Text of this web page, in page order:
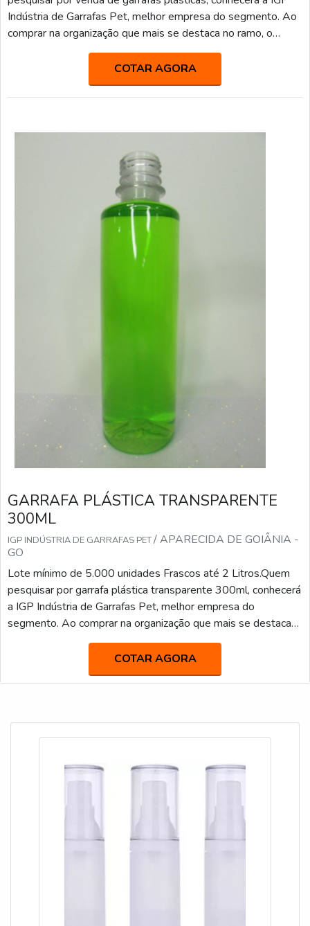
Indústria de Garrafas Pet, melhor empresa do segmento. Ao
comprar na organização que mais se destaca no ramo, o
cliente receberá um atendimento de excelência e terá a
garantia de adquirir produtos que solucionem qualquer
demanda.MAIS SOBRE VENDA DE GARRAFAS
PLÁSTICASQuem procura por venda de garrafas plásticas
COTAR AGORA
GARRAFA PLÁSTICA TRANSPARENTE
300ML
IGP INDÚSTRIA DE GARRAFAS PET/ APARECIDA DE GOIÂNIA -
GO
Lote mínimo de 5.000 unidades Frascos até 2 Litros.Quem
pesquisar por garrafa plástica transparente 300ml, conhecerá
a IGP Indústria de Garrafas Pet, melhor empresa do
segmento. Ao comprar na organização que mais se destaca
no ramo, o cliente receberá um atendimento de excelência e
terá a garantia de adquirir produtos que solucionem qualquer
demanda.Quando o desejo é por garrafa plástica
COTAR AGORA